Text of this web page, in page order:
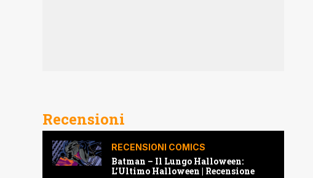
Recensioni
RECENSIONI COMICS
Batman – Il Lungo Halloween:
L’Ultimo Halloween | Recensione